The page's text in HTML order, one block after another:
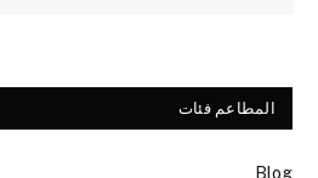
المطاعم فئات
Blog